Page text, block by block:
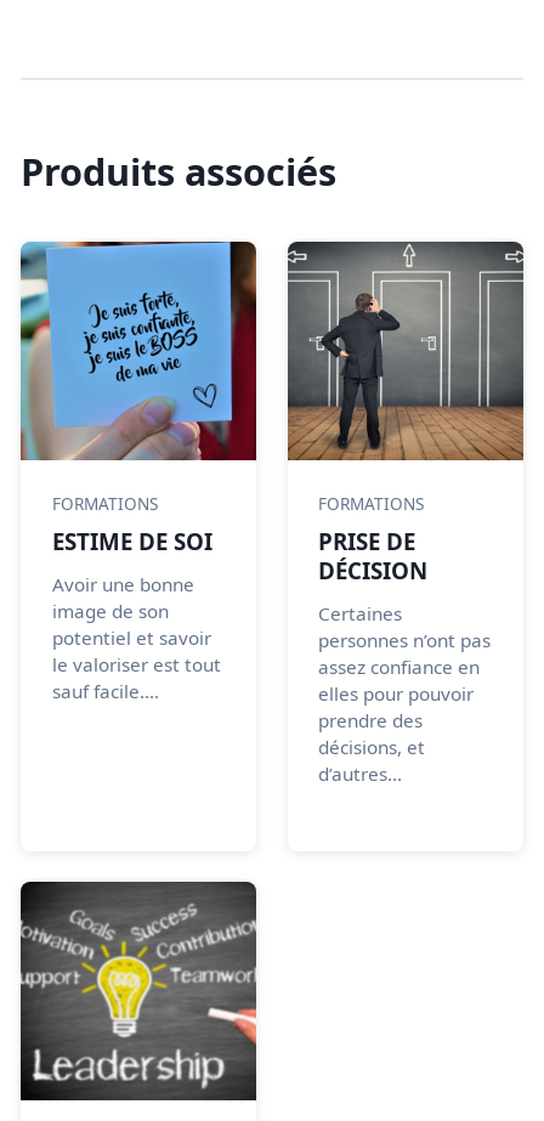
Produits associés
FORMATIONS
ESTIME DE SOI
Avoir une bonne
image de son
potentiel et savoir
le valoriser est tout
sauf facile....
FORMATIONS
PRISE DE
DÉCISION
Certaines
personnes n’ont pas
assez confiance en
elles pour pouvoir
prendre des
décisions, et
d’autres...